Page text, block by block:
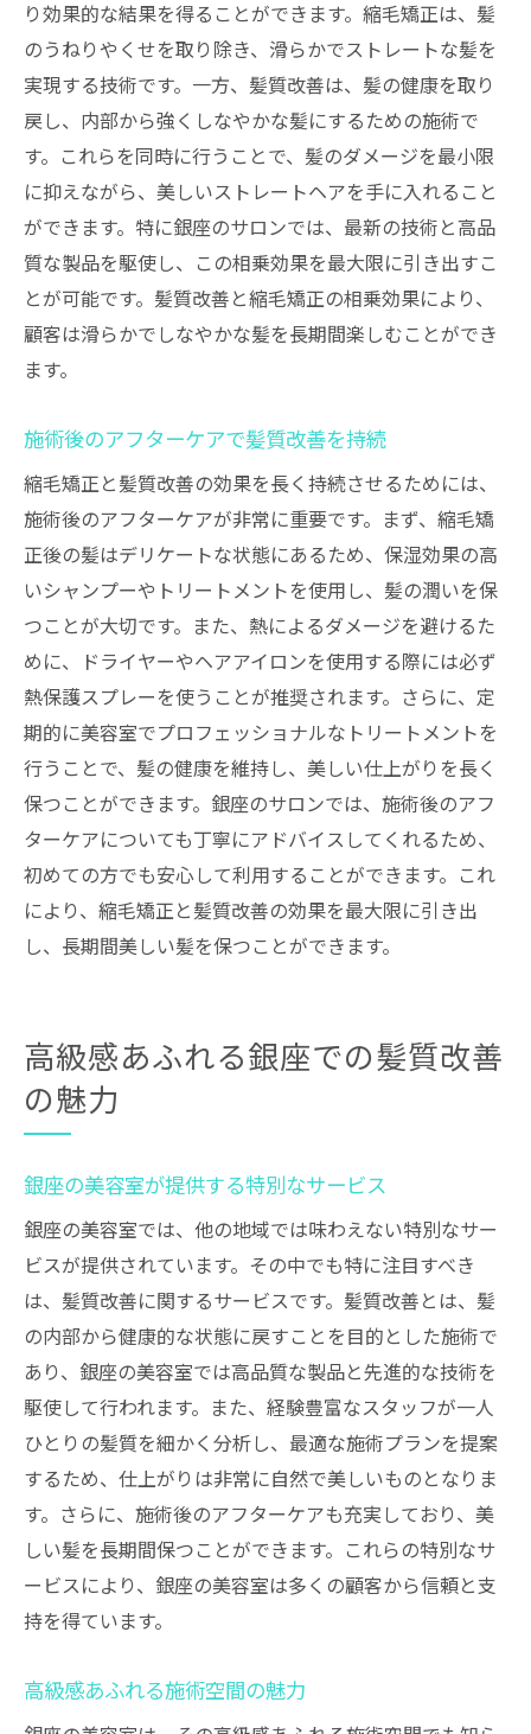
り効果的な結果を得ることができます。縮毛矯正は、髪
のうねりやくせを取り除き、滑らかでストレートな髪を
実現する技術です。一方、髪質改善は、髪の健康を取り
戻し、内部から強くしなやかな髪にするための施術で
す。これらを同時に行うことで、髪のダメージを最小限
に抑えながら、美しいストレートヘアを手に入れること
ができます。特に銀座のサロンでは、最新の技術と高品
質な製品を駆使し、この相乗効果を最大限に引き出すこ
とが可能です。髪質改善と縮毛矯正の相乗効果により、
顧客は滑らかでしなやかな髪を長期間楽しむことができ
ます。
施術後のアフターケアで髪質改善を持続
縮毛矯正と髪質改善の効果を長く持続させるためには、
施術後のアフターケアが非常に重要です。まず、縮毛矯
正後の髪はデリケートな状態にあるため、保湿効果の高
いシャンプーやトリートメントを使用し、髪の潤いを保
つことが大切です。また、熱によるダメージを避けるた
めに、ドライヤーやヘアアイロンを使用する際には必ず
熱保護スプレーを使うことが推奨されます。さらに、定
期的に美容室でプロフェッショナルなトリートメントを
行うことで、髪の健康を維持し、美しい仕上がりを長く
保つことができます。銀座のサロンでは、施術後のアフ
ターケアについても丁寧にアドバイスしてくれるため、
初めての方でも安心して利用することができます。これ
により、縮毛矯正と髪質改善の効果を最大限に引き出
し、長期間美しい髪を保つことができます。
高級感あふれる銀座での髪質改善
の魅力
銀座の美容室が提供する特別なサービス
銀座の美容室では、他の地域では味わえない特別なサー
ビスが提供されています。その中でも特に注目すべき
は、髪質改善に関するサービスです。髪質改善とは、髪
の内部から健康的な状態に戻すことを目的とした施術で
あり、銀座の美容室では高品質な製品と先進的な技術を
駆使して行われます。また、経験豊富なスタッフが一人
ひとりの髪質を細かく分析し、最適な施術プランを提案
するため、仕上がりは非常に自然で美しいものとなりま
す。さらに、施術後のアフターケアも充実しており、美
しい髪を長期間保つことができます。これらの特別なサ
ービスにより、銀座の美容室は多くの顧客から信頼と支
持を得ています。
高級感あふれる施術空間の魅力